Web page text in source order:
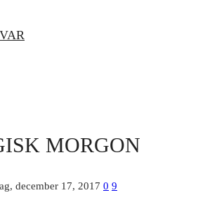
MORGON
december 17, 2017 0 9